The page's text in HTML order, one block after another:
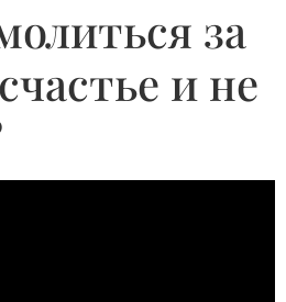
за
и не